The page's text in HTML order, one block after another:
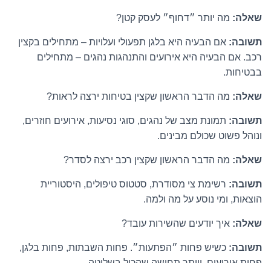
שאלה: מה יותר ״דחוף״ לעסק קטן?
תשובה: אם הבעיה היא בלגן תפעולי ועלויות – מתחילים בקצין
רכב. אם הבעיה היא אירועים והתנהגות נהגים – מתחילים
בבטיחות.
שאלה: מה הדבר הראשון שקצין בטיחות ירצה לראות?
תשובה: תמונת מצב של נהגים, סוגי נסיעות, אירועים חוזרים,
ונוהל פשוט שכולם מבינים.
שאלה: מה הדבר הראשון שקצין רכב ירצה לסדר?
תשובה: רשימת צי מסודרת, סטטוס טיפולים, היסטוריית
הוצאות, ומי נוסע על מה ולמה.
שאלה: איך יודעים שהשירות עובד?
תשובה: כשיש פחות ״הפתעות״. פחות השבתות, פחות בלגן,